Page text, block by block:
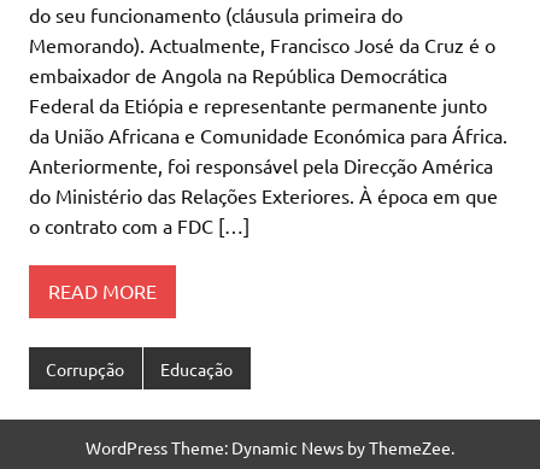
do seu funcionamento (cláusula primeira do
Memorando). Actualmente, Francisco José da Cruz é o
embaixador de Angola na República Democrática
Federal da Etiópia e representante permanente junto
da União Africana e Comunidade Económica para África.
Anteriormente, foi responsável pela Direcção América
do Ministério das Relações Exteriores. À época em que
o contrato com a FDC […]
READ MORE
Corrupção Educação
WordPress Theme: Dynamic News by ThemeZee.